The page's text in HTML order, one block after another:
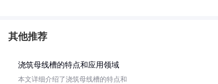
其他推荐
浇筑母线槽的特点和应用领域
本文详细介绍了浇筑母线槽的特点和